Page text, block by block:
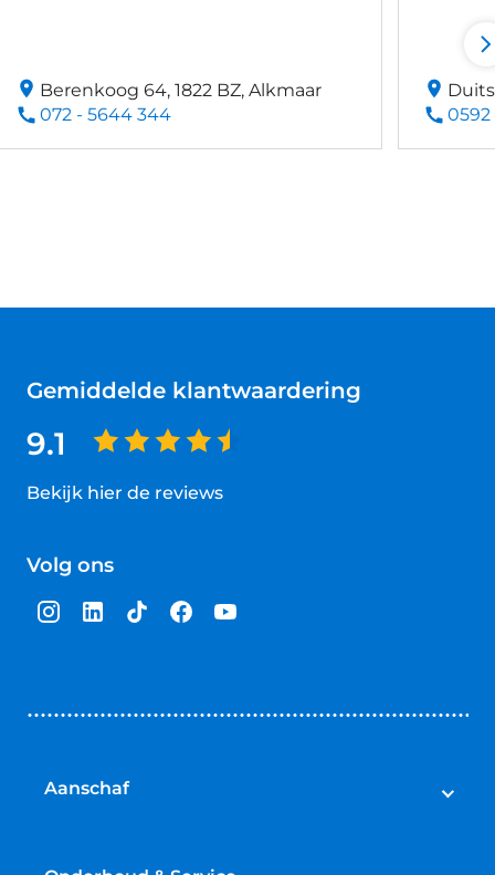
Berenkoog 64, 1822 BZ, Alkmaar
072 - 5644 344
0592
Gemiddelde klantwaardering
9.1
Bekijk hier de reviews
van
sterren
Volg ons
Aanschaf